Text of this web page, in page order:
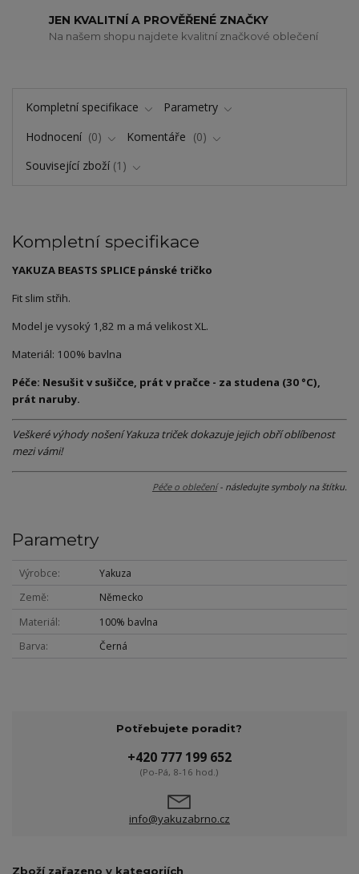
JEN KVALITNÍ A PROVĚŘENÉ ZNAČKY
Na našem shopu najdete kvalitní značkové oblečení
Kompletní specifikace
Parametry
Hodnocení
0 Komentáře
0
Související zboží 1
Kompletní specifikace
YAKUZA BEASTS SPLICE pánské tričko
Fit slim střih.
Model je vysoký 1,82 m a má velikost XL.
Materiál: 100% bavlna
Péče: Nesušit v sušičce, prát v pračce - za studena (30 °C),
prát naruby.
Veškeré výhody nošení Yakuza triček dokazuje jejich obří oblíbenost
mezi vámi!
Péče o oblečení- následujte symboly na štítku.
Parametry
Výrobce
Yakuza
Země
Německo
Materiál
100% bavlna
Barva
Černá
Potřebujete poradit?
+420 777 199 652
(Po-Pá, 8-16 hod.)
info@yakuzabrno.cz
Zboží zařazeno v kategoriích